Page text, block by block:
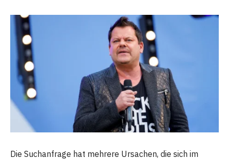
Die Suchanfrage hat mehrere Ursachen, die sich im